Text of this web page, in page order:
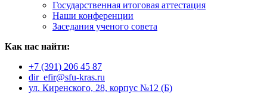
Государственная итоговая аттестация
Наши конференции
Заседания ученого совета
Как нас найти:
+7 (391) 206 45 87
dir_efir@sfu-kras.ru
ул. Киренского, 28, корпус №12 (Б)